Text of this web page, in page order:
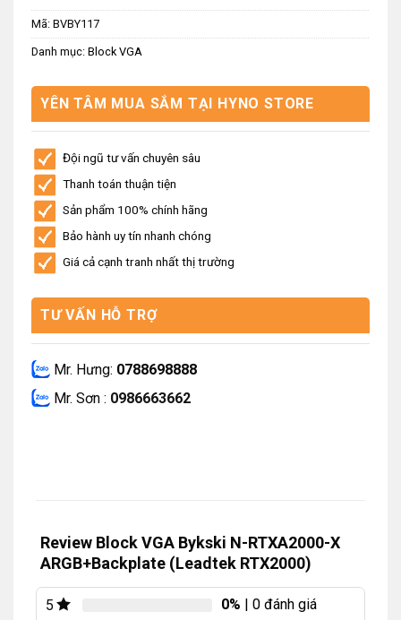
Mã: BVBY117
Danh mục: Block VGA
YÊN TÂM MUA SẮM TẠI HYNO STORE
Đội ngũ tư vấn chuyên sâu
Thanh toán thuận tiện
Sản phẩm 100% chính hãng
Bảo hành uy tín nhanh chóng
Giá cả cạnh tranh nhất thị trường
TƯ VẤN HỖ TRỢ
Mr. Hưng: 0788698888
Mr. Sơn : 0986663662
Review Block VGA Bykski N-RTXA2000-X
ARGB+Backplate (Leadtek RTX2000)
5 0% | 0 đánh giá